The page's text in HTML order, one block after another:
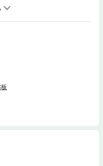
使用できません。バラエティー
写真で紹介。